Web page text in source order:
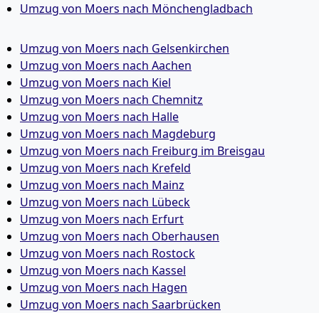
Umzug von Moers nach Mönchen­gladbach
Umzug von Moers nach Gelsenkirchen
Umzug von Moers nach Aachen
Umzug von Moers nach Kiel
Umzug von Moers nach Chemnitz
Umzug von Moers nach Halle
Umzug von Moers nach Magdeburg
Umzug von Moers nach Freiburg im Breisgau
Umzug von Moers nach Krefeld
Umzug von Moers nach Mainz
Umzug von Moers nach Lübeck
Umzug von Moers nach Erfurt
Umzug von Moers nach Oberhausen
Umzug von Moers nach Rostock
Umzug von Moers nach Kassel
Umzug von Moers nach Hagen
Umzug von Moers nach Saarbrücken